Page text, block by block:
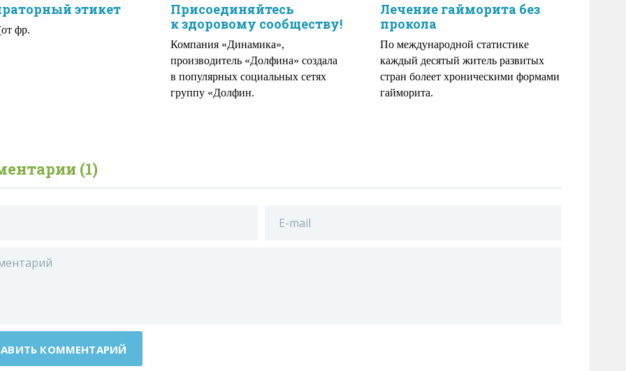
этикет
фр.
Присоединяйтесь
к здоровому сообществу!
Компания «Динамика»,
производитель «Долфина» создала
в популярных социальных сетях
группу «Долфин.
Лечение гайморита без
прокола
По международной статистике
каждый десятый житель развитых
стран болеет хроническими формами
гайморита.
(1)
КОММЕНТАРИЙ